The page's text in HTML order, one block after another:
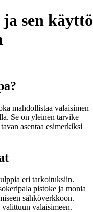
sen käyttö
mahdollistaa valaisimen
Se on yleinen tarvike
asentaa esimerkiksi
eri tarkoituksiin.
pistoke ja monia
sähköverkkoon.
valaisimeen.